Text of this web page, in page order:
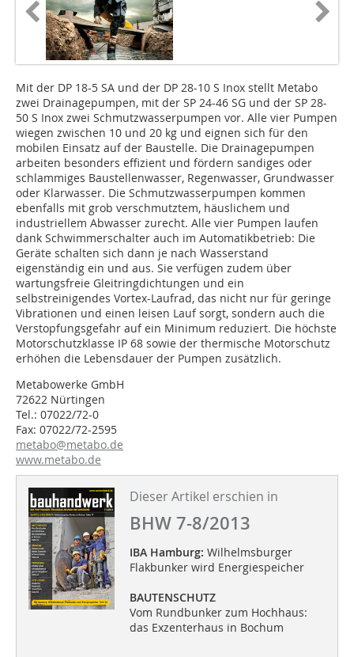
Mit der DP 18-5 SA und der DP 28-10 S Inox stellt Metabo
zwei Drainagepumpen, mit der SP 24-46 SG und der SP 28-
50 S Inox zwei Schmutzwasserpumpen vor. Alle vier Pumpen
wiegen zwischen 10 und 20 kg und eignen sich für den
mobilen Einsatz auf der Baustelle. Die Drainagepumpen
arbeiten besonders effizient und fördern sandiges oder
schlammiges Baustellenwasser, Regenwasser, Grundwasser
oder Klarwasser. Die Schmutzwasserpumpen kommen
ebenfalls mit grob verschmutztem, häuslichem und
industriellem Abwasser zurecht. Alle vier Pumpen laufen
dank Schwimmerschalter auch im Automatikbetrieb: Die
Geräte schalten sich dann je nach Wasserstand
eigenständig ein und aus. Sie verfügen zudem über
wartungsfreie Gleitringdichtungen und ein
selbstreinigendes Vortex-Laufrad, das nicht nur für geringe
Vibrationen und einen leisen Lauf sorgt, sondern auch die
Verstopfungsgefahr auf ein Minimum reduziert. Die höchste
Motorschutzklasse IP 68 sowie der thermische Motorschutz
erhöhen die Lebensdauer der Pumpen zusätzlich.
Metabowerke GmbH
72622 Nürtingen
Tel.: 07022/72-0
Fax: 07022/72-2595
metabo@metabo.de
www.metabo.de
Dieser Artikel erschien in
BHW 7-8/2013
IBA Hamburg: Wilhelmsburger
Flakbunker wird Energiespeicher
BAUTENSCHUTZ
Vom Rundbunker zum Hochhaus:
das Exzenterhaus in Bochum